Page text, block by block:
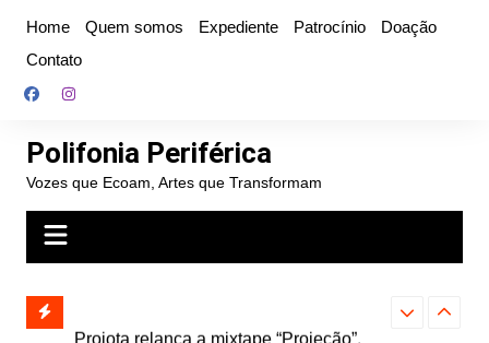
conteúdo
Home Quem somos Expediente Patrocínio
Doação
Contato
Polifonia Periférica
Vozes que Ecoam, Artes que Transformam
e abre
autoral,
de 2010, nas plataformas digitais
Farofa